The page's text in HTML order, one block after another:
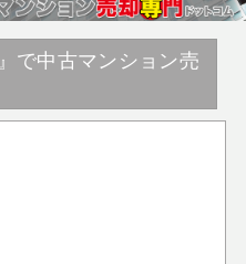
で中古マンション売